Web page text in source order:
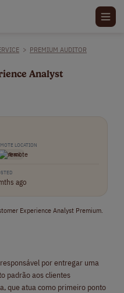
> PREMIUM AUDITOR
Analyst
LOCATION
Brazil
ago
Experience Analyst Premium.
por entregar uma
padrão aos clientes
que atua como primeiro ponto